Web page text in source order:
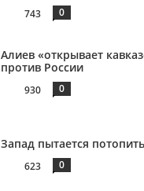
743 0
Алиев «открывает
против России
930 0
Запад пытается
623 0